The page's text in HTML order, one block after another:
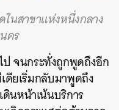
นสาขาแห่งหนึ่งกลาง
คร
ป จนกระทั่งถูกพูดถึงอีก
ดียเริ่มกลับมาพูดถึง
นหน้าเน้นบริการ